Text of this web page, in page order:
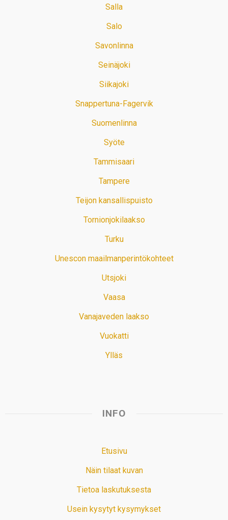
Salla
Salo
Savonlinna
Seinäjoki
Siikajoki
Snappertuna-Fagervik
Suomenlinna
Syöte
Tammisaari
Tampere
Teijon kansallispuisto
Tornionjokilaakso
Turku
Unescon maailmanperintökohteet
Utsjoki
Vaasa
Vanajaveden laakso
Vuokatti
Ylläs
INFO
Etusivu
Näin tilaat kuvan
Tietoa laskutuksesta
Usein kysytyt kysymykset